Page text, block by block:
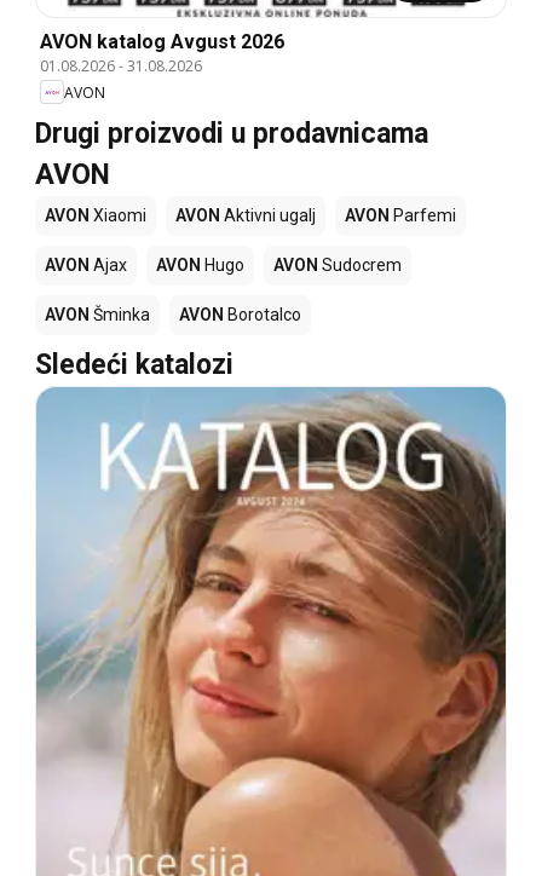
AVON katalog Avgust 2026
01.08.2026-31.08.2026
AVON
Drugi proizvodi u prodavnicama
AVON
AVON Xiaomi AVON Aktivni ugalj AVON Parfemi
AVON Ajax AVON Hugo AVON Sudocrem
AVON Šminka AVON Borotalco
Sledeći katalozi